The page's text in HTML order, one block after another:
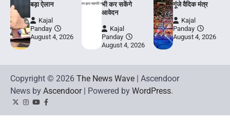
बड़ा ऐलान
Kajal
Panday
August 4, 2026
भी कर सकेंगे
आवेदन
Kajal
Panday
August 4, 2026
गूंजे वैदिक मंत्र
Kajal
Panday
August 4, 2026
Copyright © 2026 The News Wave | Ascendoor
News by Ascendoor| Powered by WordPress.
TwitterInstagram
YouTubeFacebook